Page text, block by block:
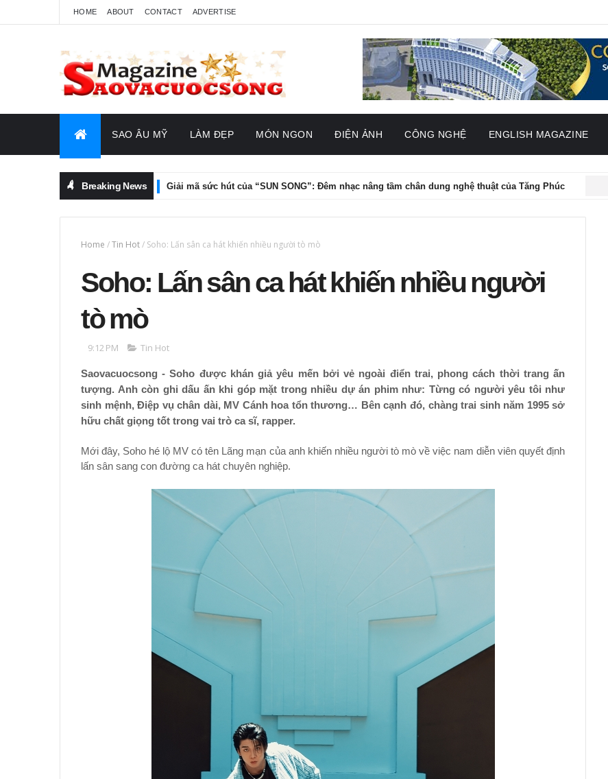
HOME ABOUT CONTACT ADVERTISE
SAO ÂU MỸ LÀM ĐẸP MÓN NGON ĐIỆN ẢNH CÔNG NGHỆ ENGLISH MAGAZINE
Breaking News
SAO VIỆT Giải mã sức hút của “SUN SONG”: Đêm nhạc nâng tầm chân dung nghệ thuật của Tăng Phúc ĐIỆN ẢNH
Home /Tin Hot/ Soho: Lấn sân ca hát khiến nhiều người tò mò
Soho: Lấn sân ca hát khiến nhiều người
tò mò
9:12 PM Tin Hot
Saovacuocsong - Soho được khán giả yêu mến bởi vẻ ngoài điển trai, phong cách thời trang ấn
tượng. Anh còn ghi dấu ấn khi góp mặt trong nhiều dự án phim như: Từng có người yêu tôi như
sinh mệnh, Điệp vụ chân dài, MV Cánh hoa tổn thương… Bên cạnh đó, chàng trai sinh năm 1995 sở
hữu chất giọng tốt trong vai trò ca sĩ, rapper.
Mới đây, Soho hé lộ MV có tên Lãng mạn của anh khiến nhiều người tò mò về việc nam diễn viên quyết định
lấn sân sang con đường ca hát chuyên nghiệp.